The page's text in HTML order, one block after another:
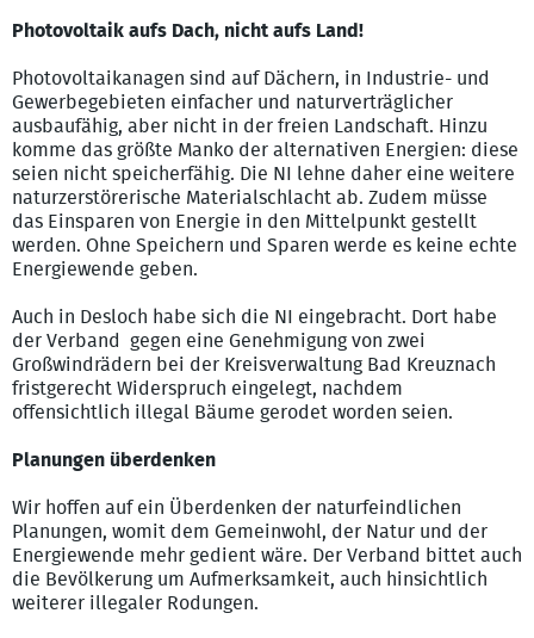
Photovoltaik aufs Dach, nicht aufs Land!
Photovoltaikanagen sind auf Dächern, in Industrie- und
Gewerbegebieten einfacher und naturverträglicher
ausbaufähig, aber nicht in der freien Landschaft. Hinzu
komme das größte Manko der alternativen Energien: diese
seien nicht speicherfähig. Die NI lehne daher eine weitere
naturzerstörerische Materialschlacht ab. Zudem müsse
das Einsparen von Energie in den Mittelpunkt gestellt
werden. Ohne Speichern und Sparen werde es keine echte
Energiewende geben.
Auch in Desloch habe sich die NI eingebracht. Dort habe
der Verband gegen eine Genehmigung von zwei
Großwindrädern bei der Kreisverwaltung Bad Kreuznach
fristgerecht Widerspruch eingelegt, nachdem
offensichtlich illegal Bäume gerodet worden seien.
Planungen überdenken
Wir hoffen auf ein Überdenken der naturfeindlichen
Planungen, womit dem Gemeinwohl, der Natur und der
Energiewende mehr gedient wäre. Der Verband bittet auch
die Bevölkerung um Aufmerksamkeit, auch hinsichtlich
weiterer illegaler Rodungen.